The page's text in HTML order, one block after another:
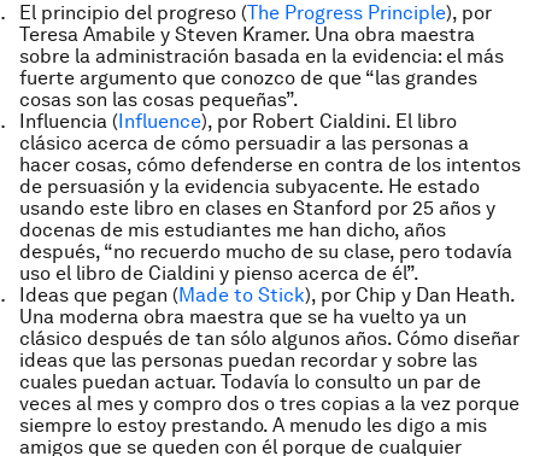
El principio del progreso (The Progress Principle), por
Teresa Amabile y Steven Kramer. Una obra maestra
sobre la administración basada en la evidencia: el más
fuerte argumento que conozco de que “las grandes
cosas son las cosas pequeñas”.
Influencia (Influence), por Robert Cialdini. El libro
clásico acerca de cómo persuadir a las personas a
hacer cosas, cómo defenderse en contra de los intentos
de persuasión y la evidencia subyacente. He estado
usando este libro en clases en Stanford por 25 años y
docenas de mis estudiantes me han dicho, años
después, “no recuerdo mucho de su clase, pero todavía
uso el libro de Cialdini y pienso acerca de él”.
Ideas que pegan (Made to Stick), por Chip y Dan Heath.
Una moderna obra maestra que se ha vuelto ya un
clásico después de tan sólo algunos años. Cómo diseñar
ideas que las personas puedan recordar y sobre las
cuales puedan actuar. Todavía lo consulto un par de
veces al mes y compro dos o tres copias a la vez porque
siempre lo estoy prestando. A menudo les digo a mis
amigos que se queden con él porque de cualquier